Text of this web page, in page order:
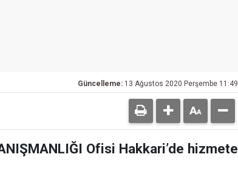
Güncelleme: 13 Ağustos 2020 Perşembe 11:49
Ofisi Hakkari’de hizmete